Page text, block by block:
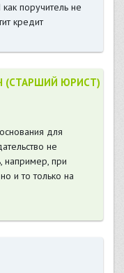
поручитель не
кредит
(СТАРШИЙ ЮРИСТ)
для
не
например, при
и то только на